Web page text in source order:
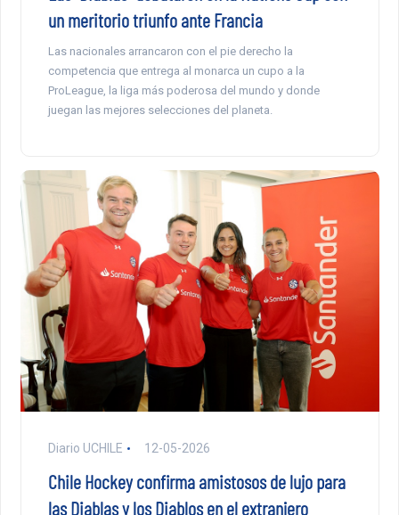
un meritorio triunfo ante Francia
Las nacionales arrancaron con el pie derecho la
competencia que entrega al monarca un cupo a la
ProLeague, la liga más poderosa del mundo y donde
juegan las mejores selecciones del planeta.
Diario UCHILE 12-05-2026
Chile Hockey confirma amistosos de lujo para
las Diablas y los Diablos en el extranjero